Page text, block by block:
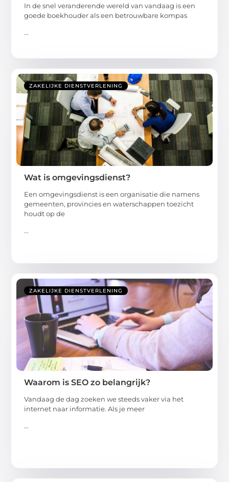
In de snel veranderende wereld van vandaag is een
goede boekhouder als een betrouwbare kompas
...
ZAKELIJKE DIENSTVERLENING
Wat is omgevingsdienst?
Een omgevingsdienst is een organisatie die namens
gemeenten, provincies en waterschappen toezicht
houdt op de
...
ZAKELIJKE DIENSTVERLENING
Waarom is SEO zo belangrijk?
Vandaag de dag zoeken we steeds vaker via het
internet naar informatie. Als je meer
...